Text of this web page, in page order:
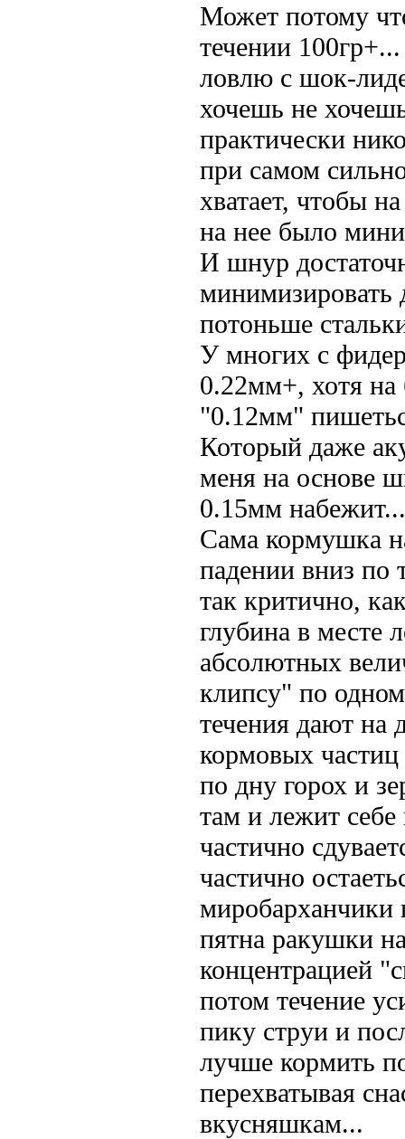
Может потому
течении
ловлю с шок-
хочешь не
практически
при самом
хватает, чтобы
на нее было
И шнур
минимизировать
потоньше
У многих с
0.22мм+, хотя на
"0.12мм"
Который даже
меня на основе
0.15мм набежит...
Сама кормушка
падении вниз по
так критично,
глубина в месте
абсолютных
клипсу" по
течения дают
кормовых частиц
по дну горох и
там и лежит
частично
частично
миробарханчики
пятна ракушки
концентрацией
потом течение
пику струи и
лучше кормить
перехватывая
вкусняшкам...